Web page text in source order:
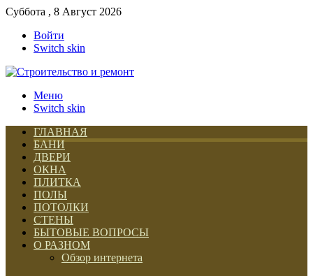
Суббота , 8 Август 2026
Войти
Switch skin
Меню
Switch skin
ГЛАВНАЯ
БАНИ
ДВЕРИ
ОКНА
ПЛИТКА
ПОЛЫ
ПОТОЛКИ
СТЕНЫ
БЫТОВЫЕ ВОПРОСЫ
О РАЗНОМ
Обзор интернета